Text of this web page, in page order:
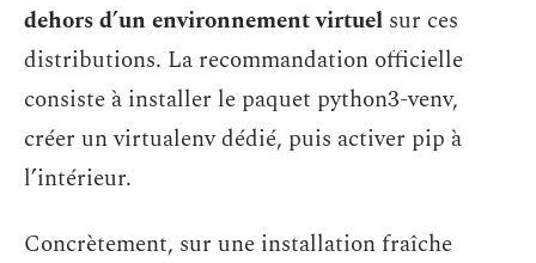
dehors d’un environnement virtuel sur ces
distributions. La recommandation officielle
consiste à installer le paquet python3-venv,
créer un virtualenv dédié, puis activer pip à
l’intérieur.
Concrètement, sur une installation fraîche